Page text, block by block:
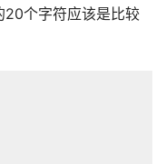
20个字符应该是比较